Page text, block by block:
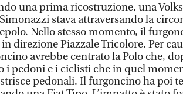
una prima ricostruzione, una
stava attraversando la
Nello stesso momento, il
direzione Piazzale Tricolore. Per
avrebbe centrato la Polo che,
i pedoni e i ciclisti che in quel
pedonali. Il furgoncino ha poi